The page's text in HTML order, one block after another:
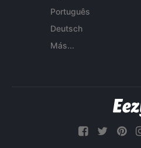
Português
Deutsch
Más...